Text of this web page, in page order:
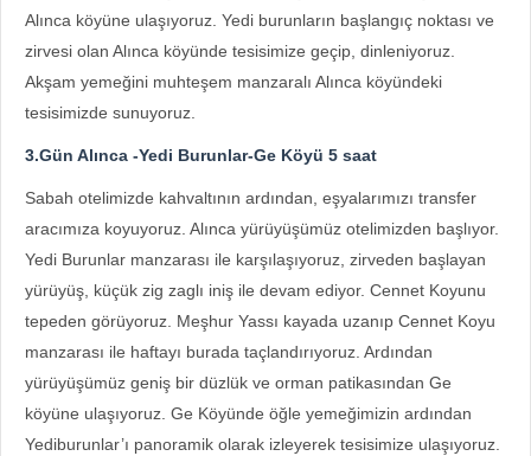
Alınca köyüne ulaşıyoruz. Yedi burunların başlangıç noktası ve
zirvesi olan Alınca köyünde tesisimize geçip, dinleniyoruz.
Akşam yemeğini muhteşem manzaralı Alınca köyündeki
tesisimizde sunuyoruz.
3.Gün Alınca -Yedi Burunlar-Ge Köyü 5 saat
Sabah otelimizde kahvaltının ardından, eşyalarımızı transfer
aracımıza koyuyoruz. Alınca yürüyüşümüz otelimizden başlıyor.
Yedi Burunlar manzarası ile karşılaşıyoruz, zirveden başlayan
yürüyüş, küçük zig zaglı iniş ile devam ediyor. Cennet Koyunu
tepeden görüyoruz. Meşhur Yassı kayada uzanıp Cennet Koyu
manzarası ile haftayı burada taçlandırıyoruz. Ardından
yürüyüşümüz geniş bir düzlük ve orman patikasından Ge
köyüne ulaşıyoruz. Ge Köyünde öğle yemeğimizin ardından
Yediburunlar’ı panoramik olarak izleyerek tesisimize ulaşıyoruz.